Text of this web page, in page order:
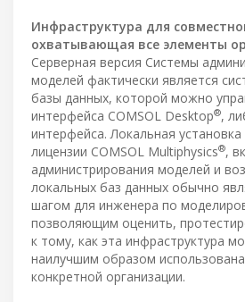
Инфраструктура для
охватывающая все элементы
Серверная версия Системы
моделей фактически является
базы данных, которой можно
интерфейса COMSOL Desktop®,
интерфейса. Локальная
лицензии COMSOL Multiphysics®,
администрирования моделей и
локальных баз данных обычно
шагом для инженера по
позволяющим оценить,
к тому, как эта инфраструктура
наилучшим образом
конкретной организации.